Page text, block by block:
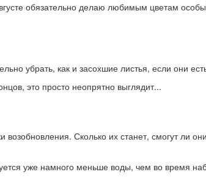
обязательно делаю любимым цветам
убрать, как и засохшие листья, если они
это просто неопрятно выглядит...
Сколько их станет, смогут ли
уже намного меньше воды, чем во время